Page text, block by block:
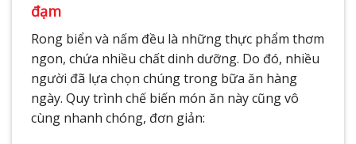
đạm
Rong biển và nấm đều là những thực phẩm thơm
ngon, chứa nhiều chất dinh dưỡng. Do đó, nhiều
người đã lựa chọn chúng trong bữa ăn hàng
ngày. Quy trình chế biến món ăn này cũng vô
cùng nhanh chóng, đơn giản: